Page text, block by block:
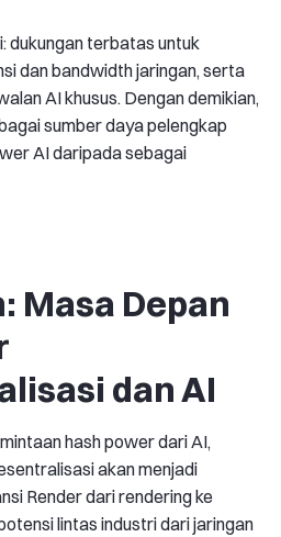
dukungan terbatas untuk
dan bandwidth jaringan, serta
AI khusus. Dengan demikian,
sumber daya pelengkap
AI daripada sebagai
Masa Depan
dan AI
hash power dari AI,
akan menjadi
Render dari rendering ke
lintas industri dari jaringan